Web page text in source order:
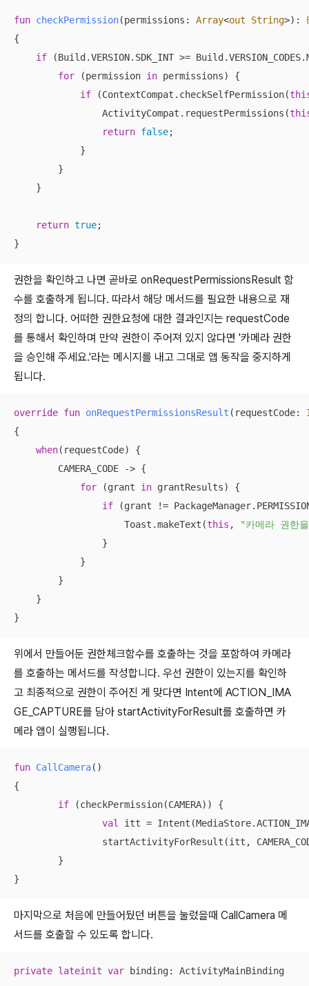
fun checkPermission(permissions: Array<out String>) :
{
if (Build.VERSION.SDK_INT >=
for (permission in permissions) {
if (ContextCompat.checkSelfPermission(
                ActivityCompat.requestPermissions(
return false;
            }
        }
    }
return true;
}
권한을 확인하고 나면 곧바로 onRequestPermissionsResult 함
수를 호출하게 됩니다. 따라서 해당 메서드를 필요한 내용으로 재
정의 합니다. 어떠한 권한요청에 대한 결과인지는 requestCode
를 통해서 확인하며 만약 권한이 주어져 있지 않다면 '카메라 권한
을 승인해 주세요.'라는 메시지를 내고 그대로 앱 동작을 중지하게
됩니다.
override fun onRequestPermissionsResult (requestCode:
{
when(requestCode) {
        CAMERA_CODE -> {
for (grant in grantResults) {
if (grant !=
                    Toast.makeText(
this ,
"카메라 권한
                }
            }
        }
    }
}
위에서 만들어둔 권한체크함수를 호출하는 것을 포함하여 카메라
를 호출하는 메서드를 작성합니다. 우선 권한이 있는지를 확인하
고 최종적으로 권한이 주어진 게 맞다면 Intent에 ACTION_IMA
GE_CAPTURE를 담아 startActivityForResult를 호출하면 카
메라 앱이 실행됩니다.
fun CallCamera()
{
if (checkPermission(CAMERA)) {
val
itt =
}
마지막으로 처음에 만들어뒀던 버튼을 눌렀을때 CallCamera 메
서드를 호출할 수 있도록 합니다.
private lateinit var binding: ActivityMainBinding